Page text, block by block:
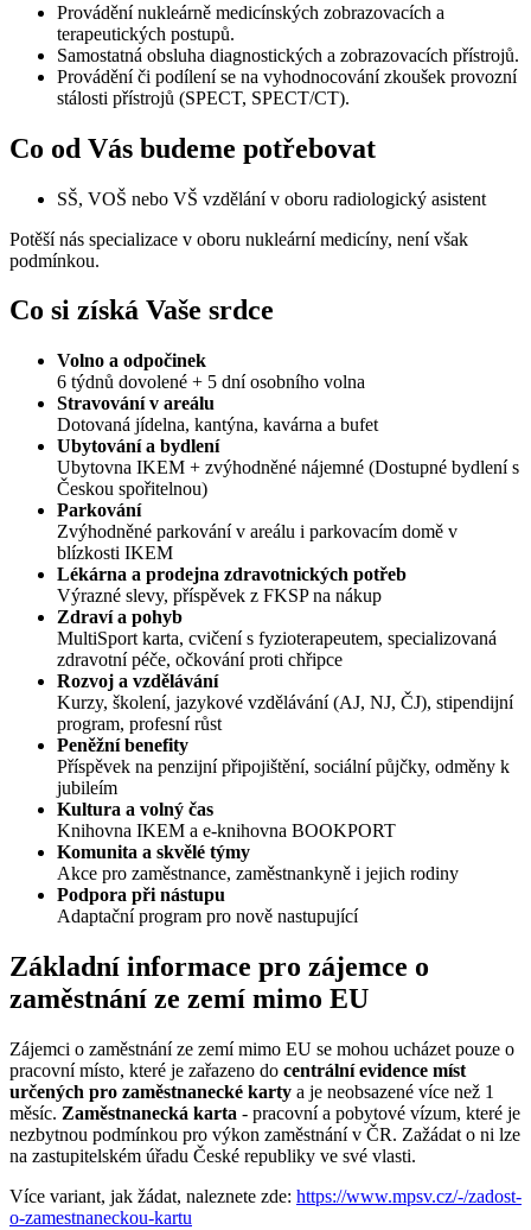
Provádění nukleárně medicínských zobrazovacích a
terapeutických postupů.
Samostatná obsluha diagnostických a zobrazovacích přístrojů.
Provádění či podílení se na vyhodnocování zkoušek provozní
stálosti přístrojů (SPECT, SPECT/CT).
Co od Vás budeme potřebovat
SŠ, VOŠ nebo VŠ vzdělání v oboru radiologický asistent
Potěší nás specializace v oboru nukleární medicíny, není však
podmínkou.
Co si získá Vaše srdce
Volno a odpočinek
6 týdnů dovolené + 5 dní osobního volna
Stravování v areálu
Dotovaná jídelna, kantýna, kavárna a bufet
Ubytování a bydlení
Ubytovna IKEM + zvýhodněné nájemné (Dostupné bydlení s
Českou spořitelnou)
Parkování
Zvýhodněné parkování v areálu i parkovacím domě v
blízkosti IKEM
Lékárna a prodejna zdravotnických potřeb
Výrazné slevy, příspěvek z FKSP na nákup
Zdraví a pohyb
MultiSport karta, cvičení s fyzioterapeutem, specializovaná
zdravotní péče, očkování proti chřipce
Rozvoj a vzdělávání
Kurzy, školení, jazykové vzdělávání (AJ, NJ, ČJ), stipendijní
program, profesní růst
Peněžní benefity
Příspěvek na penzijní připojištění, sociální půjčky, odměny k
jubileím
Kultura a volný čas
Knihovna IKEM a e-knihovna BOOKPORT
Komunita a skvělé týmy
Akce pro zaměstnance, zaměstnankyně i jejich rodiny
Podpora při nástupu
Adaptační program pro nově nastupující
Základní informace pro zájemce o
zaměstnání ze zemí mimo EU
Zájemci o zaměstnání ze zemí mimo EU se mohou ucházet pouze o
pracovní místo, které je zařazeno do centrální evidence míst
určených pro zaměstnanecké karty a je neobsazené více než 1
měsíc. Zaměstnanecká karta - pracovní a pobytové vízum, které je
nezbytnou podmínkou pro výkon zaměstnání v ČR. Zažádat o ni lze
na zastupitelském úřadu České republiky ve své vlasti.
Více variant, jak žádat, naleznete zde: https://www.mpsv.cz/-/zadost-
o-zamestnaneckou-kartu